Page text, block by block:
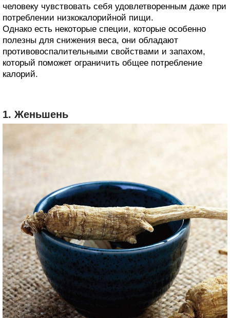
человеку чувствовать себя удовлетворенным даже при
потреблении низкокалорийной пищи.
Однако есть некоторые специи, которые особенно
полезны для снижения веса, они обладают
противовоспалительными свойствами и запахом,
который поможет ограничить общее потребление
калорий.
1. Женьшень